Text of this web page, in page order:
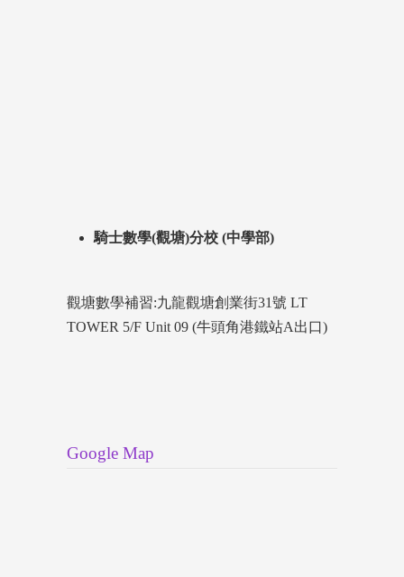
騎士數學(觀塘)分校 (中學部)
觀塘數學補習:九龍觀塘創業街31號 LT
TOWER 5/F Unit 09 (牛頭角港鐵站A出口)
Google Map